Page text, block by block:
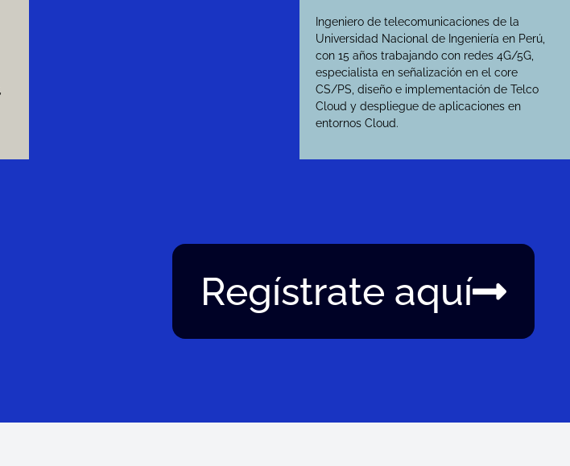
Ingeniero de telecomunicaciones de la
Universidad Nacional de Ingeniería en Perú,
con 15 años trabajando con redes 4G/5G,
especialista en señalización en el core
CS/PS, diseño e implementación de Telco
Cloud y despliegue de aplicaciones en
entornos Cloud.
Regístrate aquí